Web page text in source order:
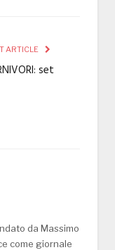
ARTICLE
set
da Massimo
come giornale